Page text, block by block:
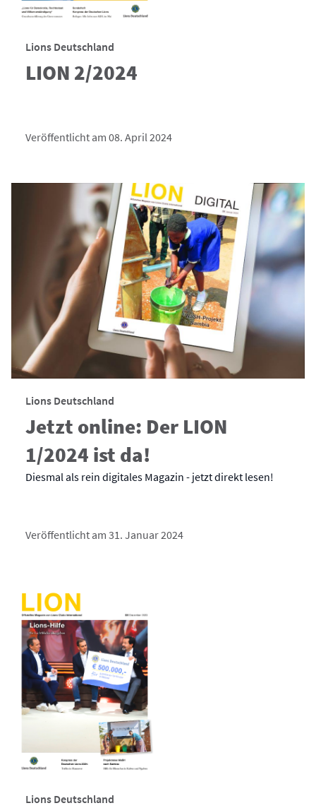
Lions Deutschland
LION 2/2024
Veröffentlicht am 08. April 2024
Lions Deutschland
Jetzt online: Der LION
1/2024 ist da!
Diesmal als rein digitales Magazin - jetzt direkt lesen!
Veröffentlicht am 31. Januar 2024
Lions Deutschland